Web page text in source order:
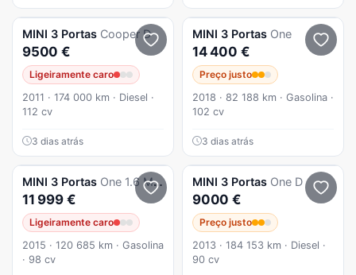
MINI 3 Portas Cooper D
9500 €
Ligeiramente caro
2011 · 174 000 km · Diesel ·
112 cv
3 dias atrás
MINI 3 Portas One
14 400 €
Preço justo
2018 · 82 188 km · Gasolina ·
102 cv
3 dias atrás
MINI 3 Portas One 1.6 Minimalist
11 999 €
Ligeiramente caro
2015 · 120 685 km · Gasolina
· 98 cv
MINI 3 Portas One D
9000 €
Preço justo
2013 · 184 153 km · Diesel ·
90 cv